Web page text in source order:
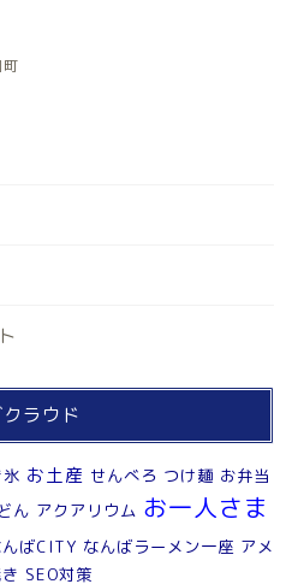
クラウド
お土産 せんべろ つけ麺 お弁当
ん アクアリウム お一人さま
んばCITY なんばラーメン一座 アメ
SEO対策